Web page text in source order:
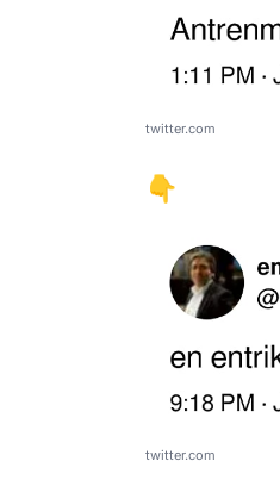
twitter.com
👇
twitter.com